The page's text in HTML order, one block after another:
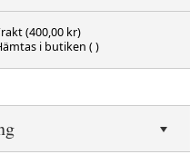
(400,00 kr)
i butiken ( )